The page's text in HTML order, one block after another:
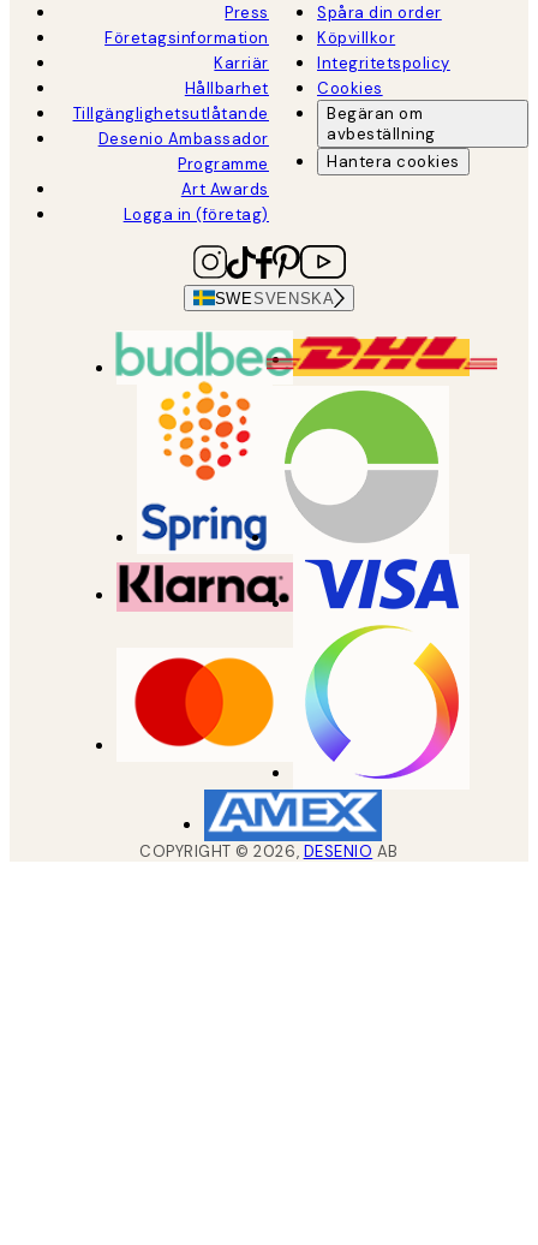
Press
Företagsinformation
Karriär
Hållbarhet
Tillgänglighetsutlåtande
Desenio Ambassador
Programme
Art Awards
Logga in (företag)
Spåra din order
Köpvillkor
Integritetspolicy
Cookies
Begäran om
avbeställning
Hantera cookies
SWESVENSKA
COPYRIGHT ©2026, DESENIO AB